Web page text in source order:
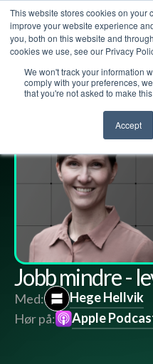
This website stores cookies on your
improve your website experience
you, both on this website and
cookies we use, see our Privacy
We won't track your information
comply with your preferences,
that you're not asked to make
Accept
Lederpodden 12apr
Jobb mindre -
Med:
Hege Hellvik
Hør på:
Apple